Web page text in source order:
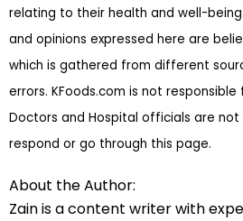
relating to their health and well-
and opinions expressed here are
which is gathered from different
errors. KFoods.com is not
Doctors and Hospital officials are
respond or go through this page.
About the Author:
Zain is a content writer with